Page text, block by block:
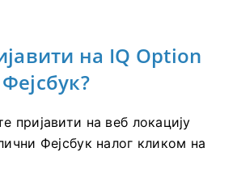
на IQ Option
пријавити на веб локацију
Фејсбук налог кликом на